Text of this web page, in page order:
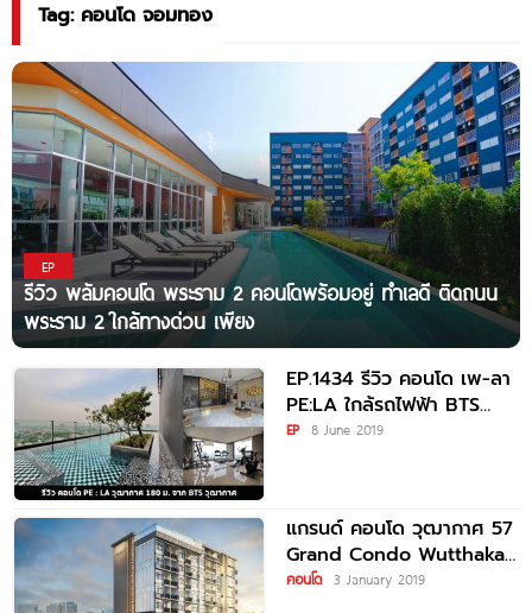
Tag: คอนโด จอมทอง
EP
รีวิว พลัมคอนโด พระราม 2 คอนโดพร้อมอยู่ ทำเลดี ติดถนน
พระราม 2 ใกล้ทางด่วน เพียง
EP.1434 รีวิว คอนโด เพ-ลา
PE:LA ใกล้รถไฟฟ้า BTS
วุฒากาศ
EP 8 June 2019
แกรนด์ คอนโด วุฒากาศ 57
Grand Condo Wutthakat
57
คอนโด 3 January 2019